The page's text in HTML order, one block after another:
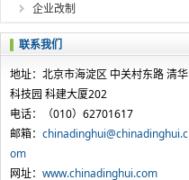
企业改制
联系我们
地址：北京市海淀区 中关村东路 清华
科技园 科建大厦202
电话：（010）62701617
邮箱： chinadinghui@chinadinghui.c
om
网址： www.chinadinghui.com